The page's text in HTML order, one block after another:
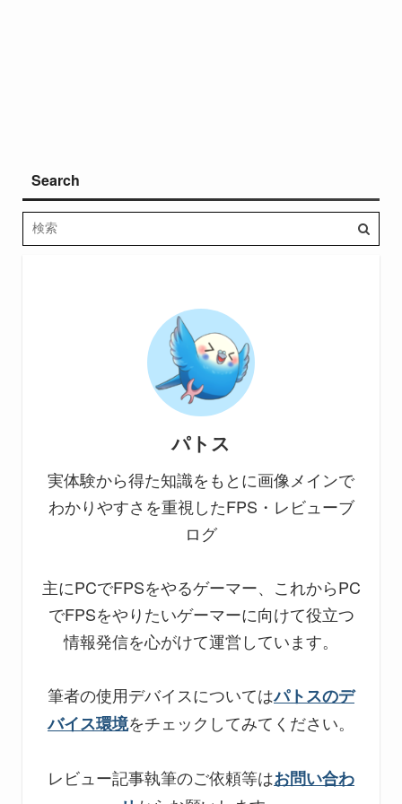
Search
パトス
実体験から得た知識をもとに画像メインで
わかりやすさを重視したFPS・レビューブ
ログ
主にPCでFPSをやるゲーマー、これからPC
でFPSをやりたいゲーマーに向けて役立つ
情報発信を心がけて運営しています。
筆者の使用デバイスについてはパトスのデ
バイス環境をチェックしてみてください。
レビュー記事執筆のご依頼等はお問い合わ